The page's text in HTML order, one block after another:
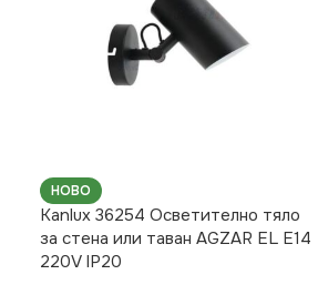
НОВО
Kanlux 36254 Осветително тяло
за стена или таван AGZAR EL E14
220V IP20